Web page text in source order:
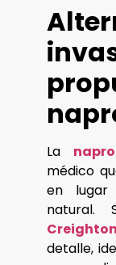
La
médico
en lugar
Creighton
detalle,